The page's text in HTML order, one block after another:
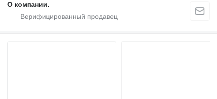
О компании.